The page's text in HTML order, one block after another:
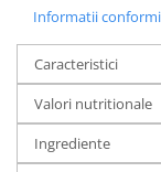
Informatii
Caracteristici
Valori nutritionale
Ingrediente